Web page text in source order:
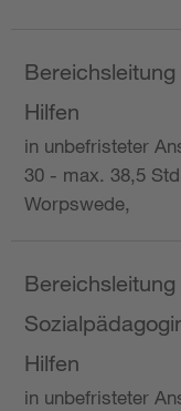
Hilfen
in unbefristeter
30 - max. 38,5
Worpswede,
Hilfen
in unbefristeter